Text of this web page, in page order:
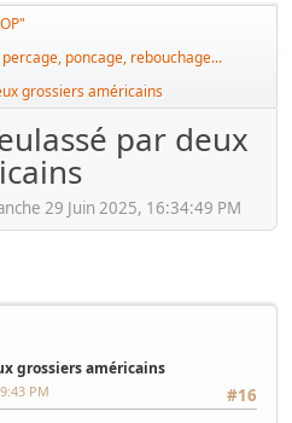
poncage, rebouchage...
grossiers américains
par deux
29 Juin 2025, 16:34:49 PM
grossiers américains
#16
PM